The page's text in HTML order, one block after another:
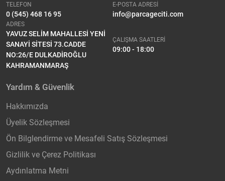
TELEFON
0 (545) 468 16 95
E-POSTA ADRESİ
info@parcageciti.com
ADRES
YAVUZ SELİM MAHALLESİ YENİ
SANAYİ SİTESİ 73.CADDE
NO:26/E DULKADİROĞLU
KAHRAMANMARAŞ
ÇALIŞMA SAATLERİ
09:00 - 18:00
Yardım & Güvenlik
Hakkımızda
Üyelik Sözleşmesi
Ön Bilglendirme ve Mesafeli Satış Sözleşmesi
Gizlilik ve Çerez Politikası
Aydınlatma Metni